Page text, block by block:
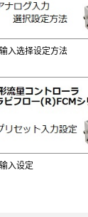
入选择设定方法
入设定